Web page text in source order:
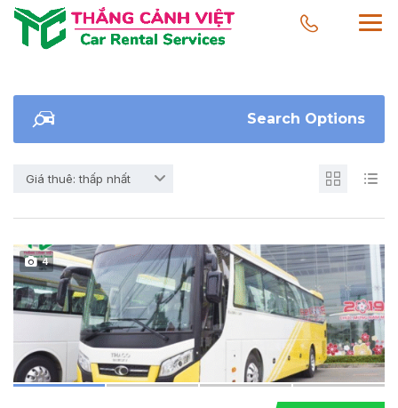
Search Options
Giá thuê: thấp nhất
4